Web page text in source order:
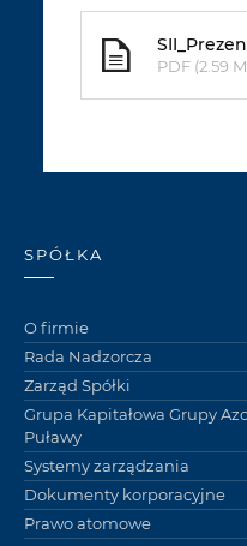
PDF (2.59
SPÓŁKA
O firmie
Rada Nadzorcza
Zarząd Spółki
Grupa Kapitałowa Grupy
Puławy
Systemy zarządzania
Dokumenty korporacyjne
Prawo atomowe